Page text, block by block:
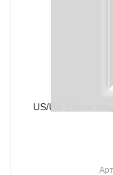
US/U4.2 Блок